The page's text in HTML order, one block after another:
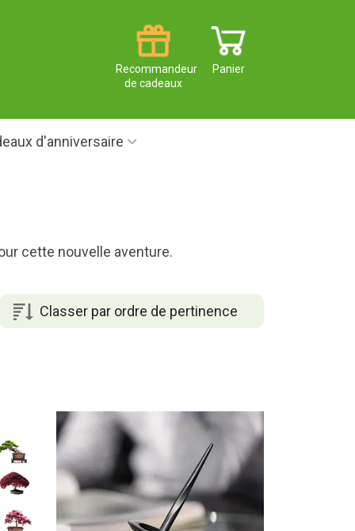
Panier
Recommandeur
de cadeaux
d'anniversaire
cette nouvelle aventure.
Classer par ordre de pertinence